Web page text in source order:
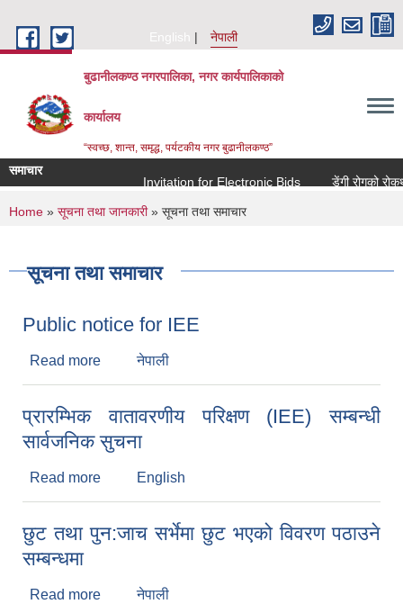
English
नेपाली
बुढानीलकण्ठ नगरपालिका, नगर कार्यपालिकाको
कार्यालय
“स्वच्छ, शान्त, समृद्ध, पर्यटकीय नगर बुढानीलकण्ठ”
समाचार
Invitation for Electronic Bids
डेंगी रोगको
You are here
Home » सूचना तथा जानकारी» सूचना तथा समाचार
सूचना तथा समाचार
Public notice for IEE
Read more about Public notice for IEE
नेपाली
प्रारम्भिक वातावरणीय परिक्षण (IEE) सम्बन्धी
सार्वजनिक सुचना
Read more about प्रारम्भिक वातावरणीय परिक्षण (IEE) सम्बन्धी
English
छुट तथा पुन:जाच सर्भेमा छुट भएको विवरण पठाउने
सम्बन्धमा
Read more about छुट तथा पुन:जाच सर्भेमा छुट भएको विवरण पठाउने
नेपाली